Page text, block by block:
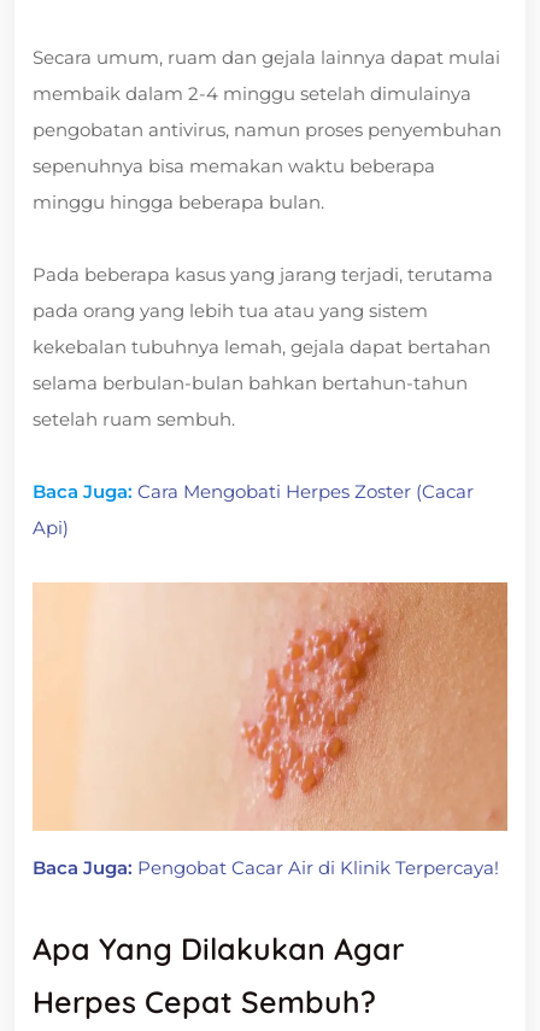
Secara umum, ruam dan gejala lainnya dapat mulai
membaik dalam 2-4 minggu setelah dimulainya
pengobatan antivirus, namun proses penyembuhan
sepenuhnya bisa memakan waktu beberapa
minggu hingga beberapa bulan.
Pada beberapa kasus yang jarang terjadi, terutama
pada orang yang lebih tua atau yang sistem
kekebalan tubuhnya lemah, gejala dapat bertahan
selama berbulan-bulan bahkan bertahun-tahun
setelah ruam sembuh.
Baca Juga: Cara Mengobati Herpes Zoster (Cacar
Api)
Baca Juga: Pengobat Cacar Air di Klinik Terpercaya!
Apa Yang Dilakukan Agar
Herpes Cepat Sembuh?